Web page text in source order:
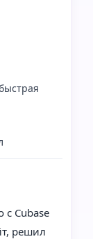
с Cubase
решил